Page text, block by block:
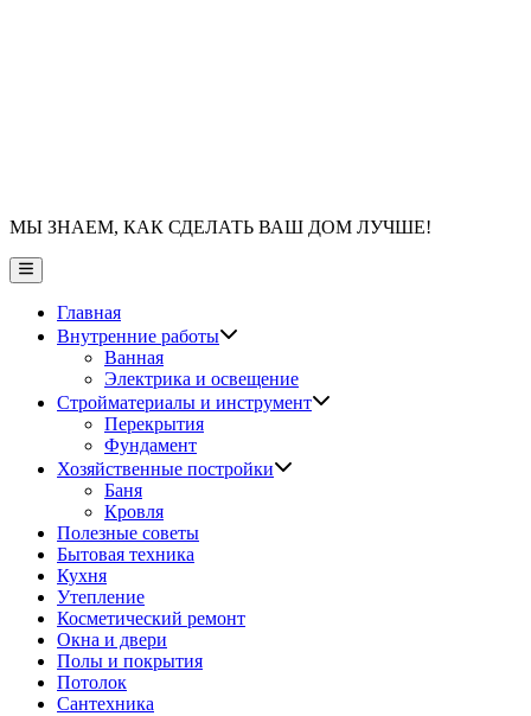
МЫ ЗНАЕМ, КАК СДЕЛАТЬ ВАШ ДОМ ЛУЧШЕ!
Главное
меню
Главная
Внутренние работы
Ванная
Электрика и освещение
Стройматериалы и инструмент
Перекрытия
Фундамент
Хозяйственные постройки
Баня
Кровля
Полезные советы
Бытовая техника
Кухня
Утепление
Косметический ремонт
Окна и двери
Полы и покрытия
Потолок
Сантехника